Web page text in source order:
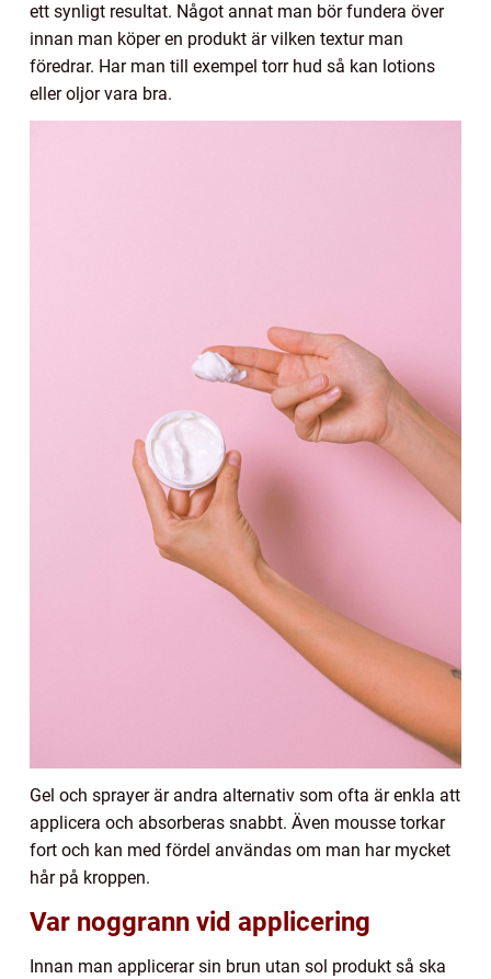
ett synligt resultat. Något annat man bör fundera över
innan man köper en produkt är vilken textur man
föredrar. Har man till exempel torr hud så kan lotions
eller oljor vara bra.
Gel och sprayer är andra alternativ som ofta är enkla att
applicera och absorberas snabbt. Även mousse torkar
fort och kan med fördel användas om man har mycket
hår på kroppen.
Var noggrann vid applicering
Innan man applicerar sin brun utan sol produkt så ska